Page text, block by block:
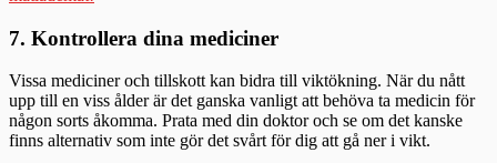
7. Kontrollera dina mediciner
Vissa mediciner och tillskott kan bidra till viktökning. När du nått
upp till en viss ålder är det ganska vanligt att behöva ta medicin för
någon sorts åkomma. Prata med din doktor och se om det kanske
finns alternativ som inte gör det svårt för dig att gå ner i vikt.